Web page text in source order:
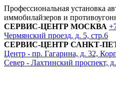
Профессиональная установка
иммобилайзеров и
СЕРВИС-ЦЕНТР МОСКВА
Чермянский проезд, д. 5, стр.6
СЕРВИС-ЦЕНТР САНКТ-
Центр - пр. Гагарина, д. 32,
Север - Лахтинский проспект,